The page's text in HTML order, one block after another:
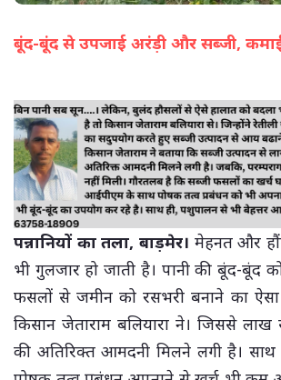
बूंद-बूंद से उपजाई अरंड़ी और सब्जी,
पन्नानियों का तला, बाड़मेर। मेहनत और
भी गुलजार हो जाती है। पानी की बूंद-बूंद
फसलों से जमीन को रसभरी बनाने का ऐसा
किसान जेताराम बलियारा ने। जिससे
की अतिरिक्त आमदनी मिलने लगी है।